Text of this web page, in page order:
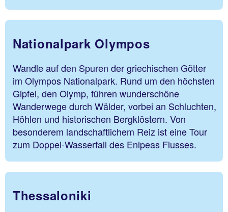
Nationalpark Olympos
Wandle auf den Spuren der griechischen Götter
im Olympos Nationalpark. Rund um den höchsten
Gipfel, den Olymp, führen wunderschöne
Wanderwege durch Wälder, vorbei an Schluchten,
Höhlen und historischen Bergklöstern. Von
besonderem landschaftlichem Reiz ist eine Tour
zum Doppel-Wasserfall des Enipeas Flusses.
Thessaloniki